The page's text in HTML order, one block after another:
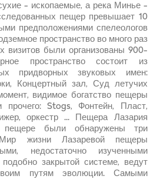
- ископаемые, а река Минье -
пещер превышает 10
предположениями спелеологов
пространство во много раз
визитов были организованы 900-
пространство состоит из
придворных звуковых имен:
Концертный зал, Суд летучих
видимое богатство пещеры
прочего: Stogs, Фонтейн, Пласт,
оркестр ... Пещера Лазария
были обнаружены три
Мир жизни Лазаревой пещеры
недостаточно изученными
закрытой системе, ведут
путям эволюции. Самыми